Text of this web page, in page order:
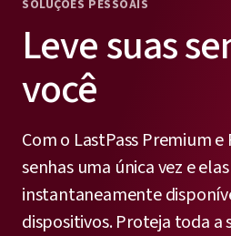
SOLUÇÕES PESSOAIS
Leve suas
você
Com o LastPass Premium e
senhas uma única vez e
instantaneamente
dispositivos. Proteja toda a